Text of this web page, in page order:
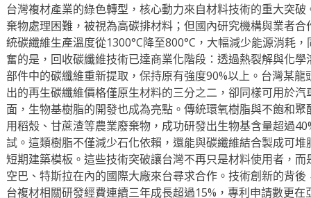
台灣複材產業的綠色轉型，核心動力來自材料技術的重大突
棄物處理困難，被視為高碳排材料；但國內研究機構與業者
統碳纖維生產溫度從1300°C降至800°C，大幅減少能源消耗
奮的是，回收碳纖維技術已達商業化階段：透過熱裂解與化
部件中的碳纖維重新提取，保持原有強度90%以上。台灣某
出的再生碳纖維價格僅原生材料的三分之二，卻同樣可用於
面，生物基樹脂的開發也成為亮點。傳統環氧樹脂與不飽和
用稻殼、甘蔗渣等農業廢棄物，成功研發出生物基含量超過
試。這類樹脂不僅減少石化依賴，還能與碳纖維結合製成可
短期建築模板。這些技術突破讓台灣不再只是材料使用者，
空巴、特斯拉在內的國際大廠來台尋求合作。技術創新的背
台複材相關研發經費連續三年成長超過15%，專利申請數更